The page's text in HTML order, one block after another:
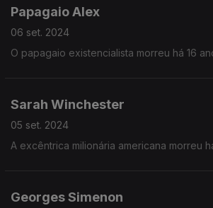
Papagaio Alex
06 set. 2024
O papagaio existencialista morreu há 16
Sarah Winchester
05 set. 2024
A excêntrica milionária americana morreu
Georges Simenon